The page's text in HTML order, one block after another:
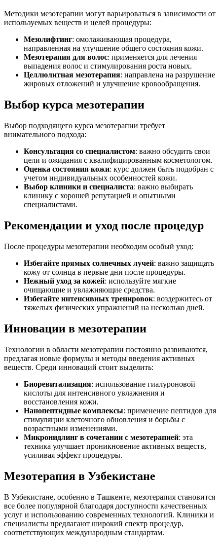
Методики мезотерапии могут варьироваться в зависимости от
используемых веществ и целей процедуры:
Мезолифтинг: омолаживающая процедура,
направленная на улучшение общего состояния кожи.
Мезотерапия для волос: применяется для лечения
выпадения волос и стимулирования роста новых.
Целлюлитная мезотерапия: направлена на разрушение
жировых отложений и улучшение кровообращения.
Выбор курса мезотерапии
Выбор подходящего курса мезотерапии требует
внимательного подхода:
Консультация со специалистом: важно обсудить свои
цели и ожидания с квалифицированным косметологом.
Оценка состояния кожи: курс должен быть подобран с
учетом индивидуальных особенностей кожи.
Выбор клиники и специалиста: важно выбирать
клинику с хорошей репутацией и опытными
специалистами.
Рекомендации и уход после процедур
После процедуры мезотерапии необходим особый уход:
Избегайте прямых солнечных лучей: важно защищать
кожу от солнца в первые дни после процедуры.
Нежный уход за кожей: используйте мягкие
очищающие и увлажняющие средства.
Избегайте интенсивных тренировок: воздержитесь от
тяжелых физических упражнений на несколько дней.
Инновации в мезотерапии
Технологии в области мезотерапии постоянно развиваются,
предлагая новые формулы и методы введения активных
веществ. Среди инноваций стоит выделить:
Биоревитализация: использование гиалуроновой
кислоты для интенсивного увлажнения и
восстановления кожи.
Нанопептидные комплексы: применение пептидов для
стимуляции клеточного обновления и борьбы с
возрастными изменениями.
Микронидлинг в сочетании с мезотерапией: эта
техника улучшает проникновение активных веществ,
усиливая эффект процедуры.
Мезотерапия в Узбекистане
В Узбекистане, особенно в Ташкенте, мезотерапия становится
все более популярной благодаря доступности качественных
услуг и использованию современных технологий. Клиники и
специалисты предлагают широкий спектр процедур,
соответствующих международным стандартам.